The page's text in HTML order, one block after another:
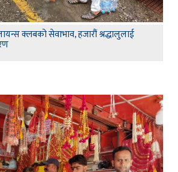
क्लबको सेवाभाव, हजारौं श्रद्धालुलाई